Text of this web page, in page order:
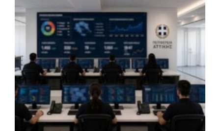
δολιοφθορά σε δύο ξεραμένα δέντρα στην
οδό Βενιζέλου